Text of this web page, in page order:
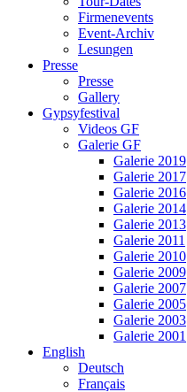
Firmenevents
Event-Archiv
Lesungen
Presse
Presse
Gallery
Gypsyfestival
Videos GF
Galerie GF
Galerie 2019
Galerie 2017
Galerie 2016
Galerie 2014
Galerie 2013
Galerie 2011
Galerie 2010
Galerie 2009
Galerie 2007
Galerie 2005
Galerie 2003
Galerie 2001
English
Deutsch
Français